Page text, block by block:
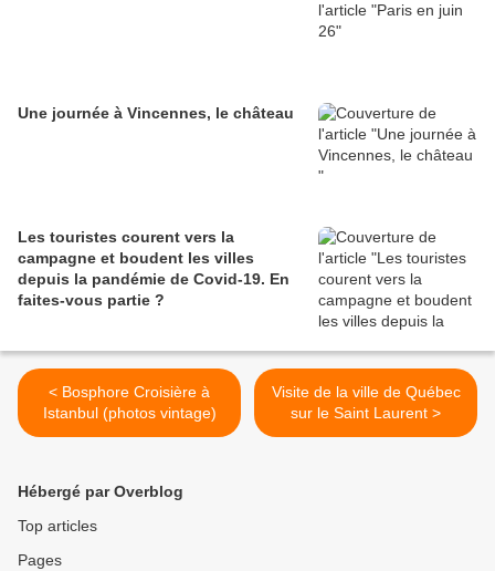
Une journée à Vincennes, le château
Les touristes courent vers la
campagne et boudent les villes
depuis la pandémie de Covid‑19. En
faites‑vous partie ?
< Bosphore Croisière à
Istanbul (photos vintage)
Visite de la ville de Québec
sur le Saint Laurent >
Hébergé par Overblog
Top articles
Pages